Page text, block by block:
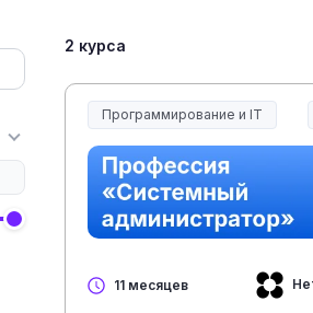
2 курса
Программирование и IT
11 месяцев